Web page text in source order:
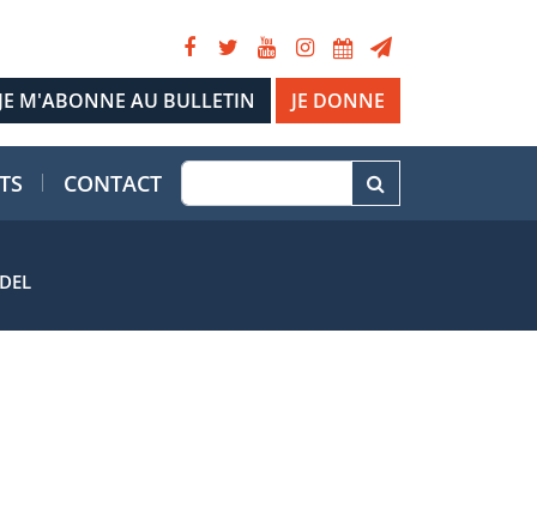
JE DONNE
CONTACT